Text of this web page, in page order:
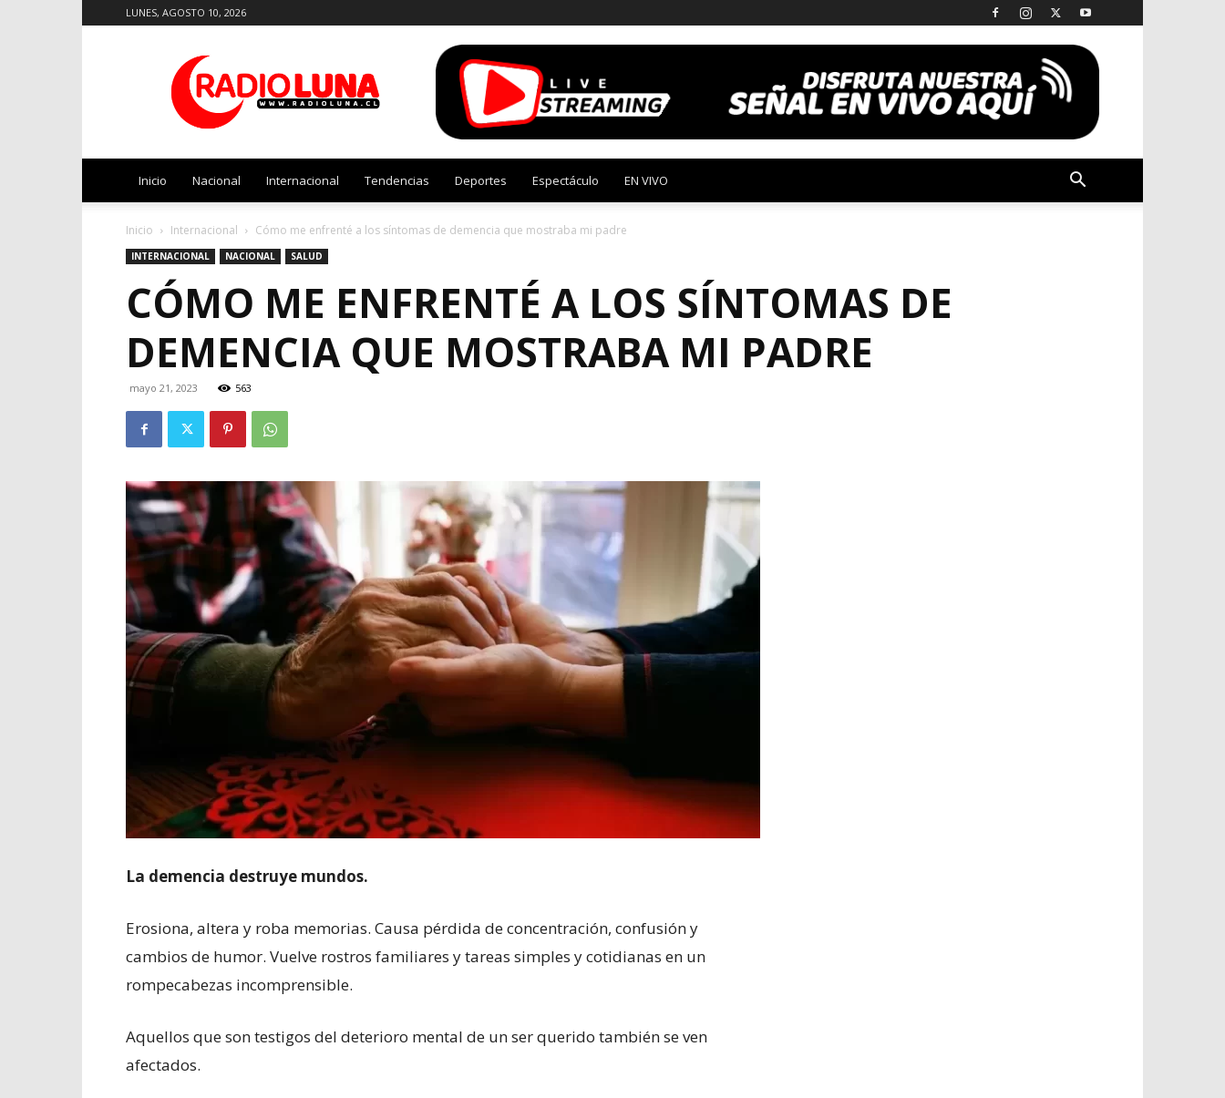
LUNES, AGOSTO 10, 2026
Luna
Inicio Nacional Internacional Tendencias Deportes Espectáculo EN VIVO
Inicio Internacional Cómo me enfrenté a los síntomas de demencia que mostraba mi padre
INTERNACIONAL NACIONAL SALUD
CÓMO ME ENFRENTÉ A LOS SÍNTOMAS DE
DEMENCIA QUE MOSTRABA MI PADRE
mayo 21, 2023 563
La demencia destruye mundos.
Erosiona, altera y roba memorias. Causa pérdida de concentración, confusión y
cambios de humor. Vuelve rostros familiares y tareas simples y cotidianas en un
rompecabezas incomprensible.
Aquellos que son testigos del deterioro mental de un ser querido también se ven
afectados.